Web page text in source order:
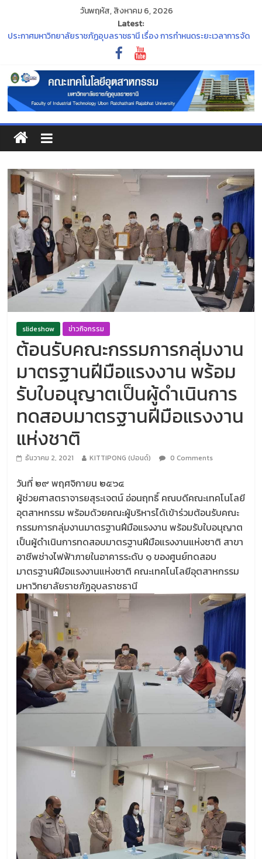
วันพฤหัส, สิงหาคม 6, 2026
Latest:
ประกาศมหาวิทยาลัยราชภัฏอุบลราชธานี เรื่อง การกำหนดระยะเวลาการจัด
กิจกรรมเตรียมความพร้อมนักศึกษาใหม่ ประจำปีการศึกษา ๒๕๖๙
ประกาศ กองทุน กยศ. จะปิดระบบการยื่นขอกู้ยืมเงิน DSL รายเก่า ชั้นปีที่ 2-4
ภายในวันที่ 30 มิถุนายน 2569 นี้
“พิธีไหว้ครู ประจำปีการศึกษา ๒๕๖๙”
ร่วมสืบสานและอนุรักษ์ศิลปวัฒนธรรมอันทรงคุณค่าของจังหวัด
อุบลราชธานี ในงาน ประเพณีแห่เทียนพรรษา
ขอแสดงความยินดีแก่คณาจารย์ที่สภามหาวิทยาลัยมีมติแต่งตั้งให้ดำรง
ตำแหน่งทางวิชาการ
slideshow ข่าวกิจกรรม
ต้อนรับคณะกรรมการกลุ่มงาน
มาตรฐานฝีมือแรงงาน พร้อม
รับใบอนุญาต​เป็นผู้ดำเนินการ
ทดสอบมาตรฐานฝีมือแรงงาน
แห่งชาติ
ธันวาคม 2, 2021 KITTIPONG (ปอนด์) 0 Comments
วันที่ ๒๙​ พฤศจิกายน ๒๕๖๔
ผู้ช่วยศาสตราจารยสุระเจตน์ อ่อนฤทธิ์ คณบดีคณะเทคโนโลยี
อุตสาหกรรม พร้อมด้วยคณะผู้บริหารได้เข้าร่วมต้อนรับคณะ
กรรมการกลุ่มงานมาตรฐานฝีมือแรงงาน พร้อมรับใบอนุญาต​
เป็นผู้ดำเนินการทดสอบมาตรฐานฝีมือแรงงานแห่งชาติ สาขา
อาชีพช่างไฟฟ้าภายในอาคารระดับ ๑ ของศูนย์ทดสอบ
มาตรฐานฝีมือแรงงานแห่งชาติ คณะเทคโนโลยีอุตสาหกรรม
มหาวิทยาลัยราชภัฏอุบลราชธานี